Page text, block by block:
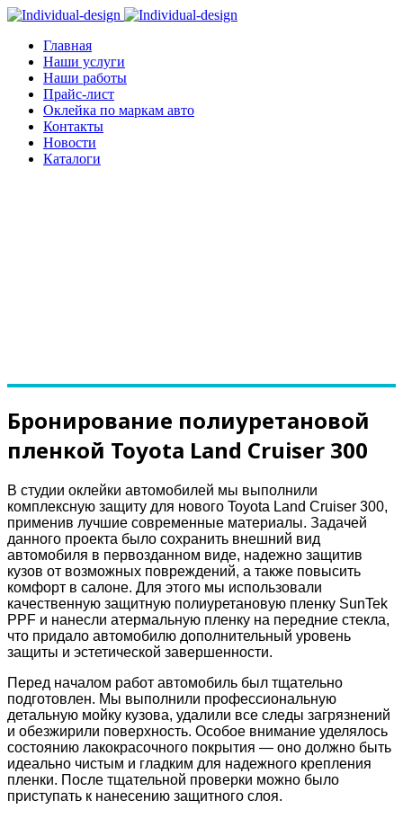
Главная
Наши услуги
Наши работы
Прайс-лист
Оклейка по маркам авто
Контакты
Новости
Каталоги
Бронирование полиуретановой
пленкой Toyota Land Cruiser 300
В студии оклейки автомобилей мы выполнили
комплексную защиту для нового Toyota Land Cruiser 300,
применив лучшие современные материалы. Задачей
данного проекта было сохранить внешний вид
автомобиля в первозданном виде, надежно защитив
кузов от возможных повреждений, а также повысить
комфорт в салоне. Для этого мы использовали
качественную защитную полиуретановую пленку SunTek
PPF и нанесли атермальную пленку на передние стекла,
что придало автомобилю дополнительный уровень
защиты и эстетической завершенности.
Перед началом работ автомобиль был тщательно
подготовлен. Мы выполнили профессиональную
детальную мойку кузова, удалили все следы загрязнений
и обезжирили поверхность. Особое внимание уделялось
состоянию лакокрасочного покрытия — оно должно быть
идеально чистым и гладким для надежного крепления
пленки. После тщательной проверки можно было
приступать к нанесению защитного слоя.